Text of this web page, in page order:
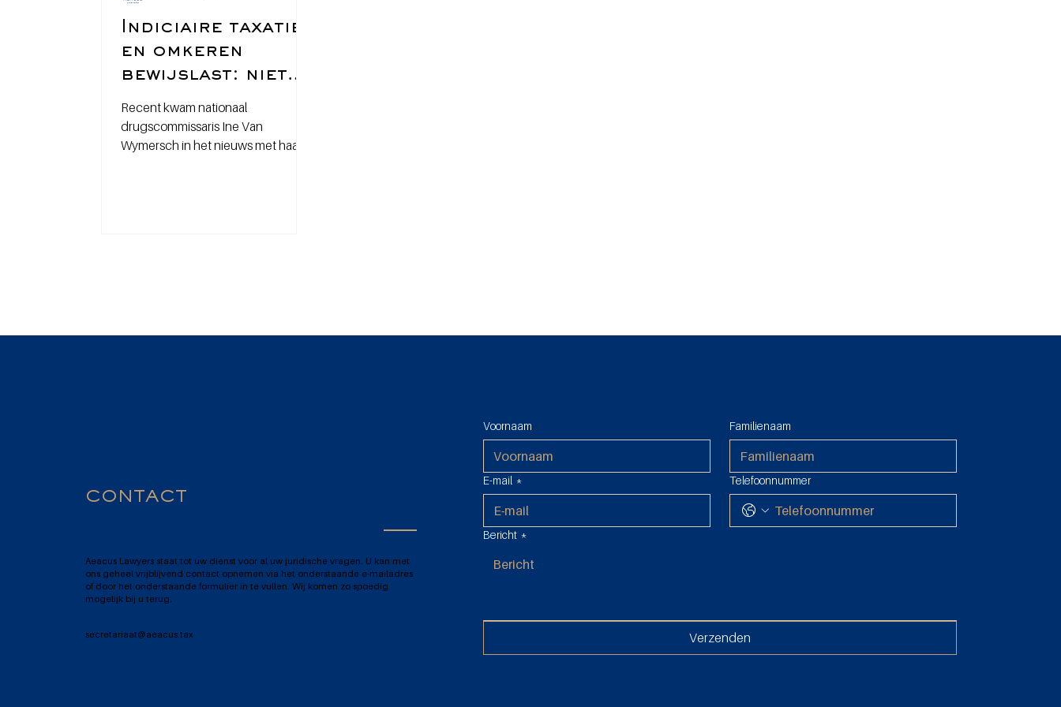
Indiciaire taxatie
en omkeren
bewijslast: niets
nieuws onder de
zon?
Recent kwam nationaal
drugscommissaris Ine Van
Wymersch in het nieuws met haar
CONTACT
Aeacus Lawyers staat tot uw dienst voor al uw juridische vragen. U kan met
ons geheel vrijblijvend contact opnemen via het onderstaande e-mailadres
of door het onderstaande formulier in te vullen. Wij komen zo spoedig
mogelijk bij u terug.
secretariaat@aeacus.tax
Voornaam Familienaam
E-mail * Telefoonnummer
Bericht *
Verzenden